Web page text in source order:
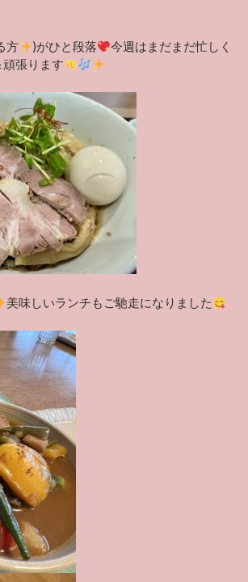
方 )がひと段落
今週はまだまだ忙しく
張ります
美味しいランチもご馳走になりました